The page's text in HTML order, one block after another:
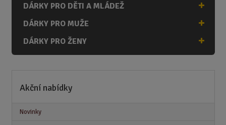
DÁRKY PRO DĚTI A MLÁDEŽ
DÁRKY PRO MUŽE
DÁRKY PRO ŽENY
Akční nabídky
Novinky